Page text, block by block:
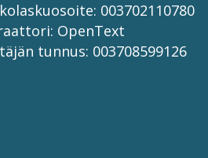
003702110780
OpenText
tunnus: 003708599126